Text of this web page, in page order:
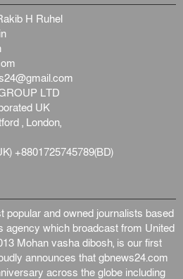
H Ruhel
LTD
UK
, London,
+8801725745789(BD)
popular and owned journalists based
agency which broadcast from United
Mohan vasha dibosh, is our first
announces that gbnews24.com
across the globe including